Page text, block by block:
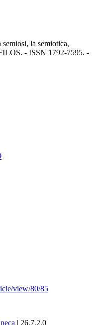
la semiotica,
- ISSN 1792-7595. -
view/80/85
| 26.7.2.0